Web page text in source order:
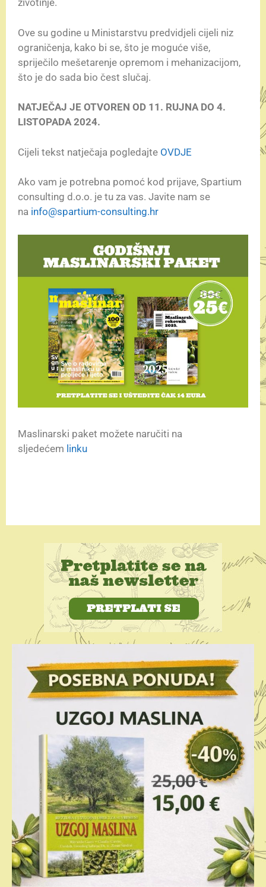
životinje.
Ove su godine u Ministarstvu predvidjeli cijeli niz
ograničenja, kako bi se, što je moguće više,
spriječilo mešetarenje opremom i mehanizacijom,
što je do sada bio čest slučaj.
NATJEČAJ JE OTVOREN OD 11. RUJNA DO 4.
LISTOPADA 2024.
Cijeli tekst natječaja pogledajte OVDJE
Ako vam je potrebna pomoć kod prijave, Spartium
consulting d.o.o. je tu za vas. Javite nam se
na info@spartium-consulting.hr
Maslinarski paket možete naručiti na
sljedećem linku